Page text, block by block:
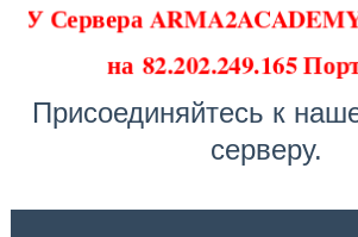
У Сервера
на82.202.249.165
Присоединяйтесь к
серверу.